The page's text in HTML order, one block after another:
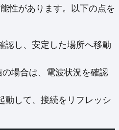
性があります。以下の点を
認し、安定した場所へ移動
場合は、電波状況を確認
動して、接続をリフレッシ